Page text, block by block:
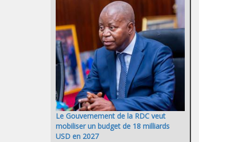
Le Gouvernement de la RDC veut
mobiliser un budget de 18 milliards
USD en 2027